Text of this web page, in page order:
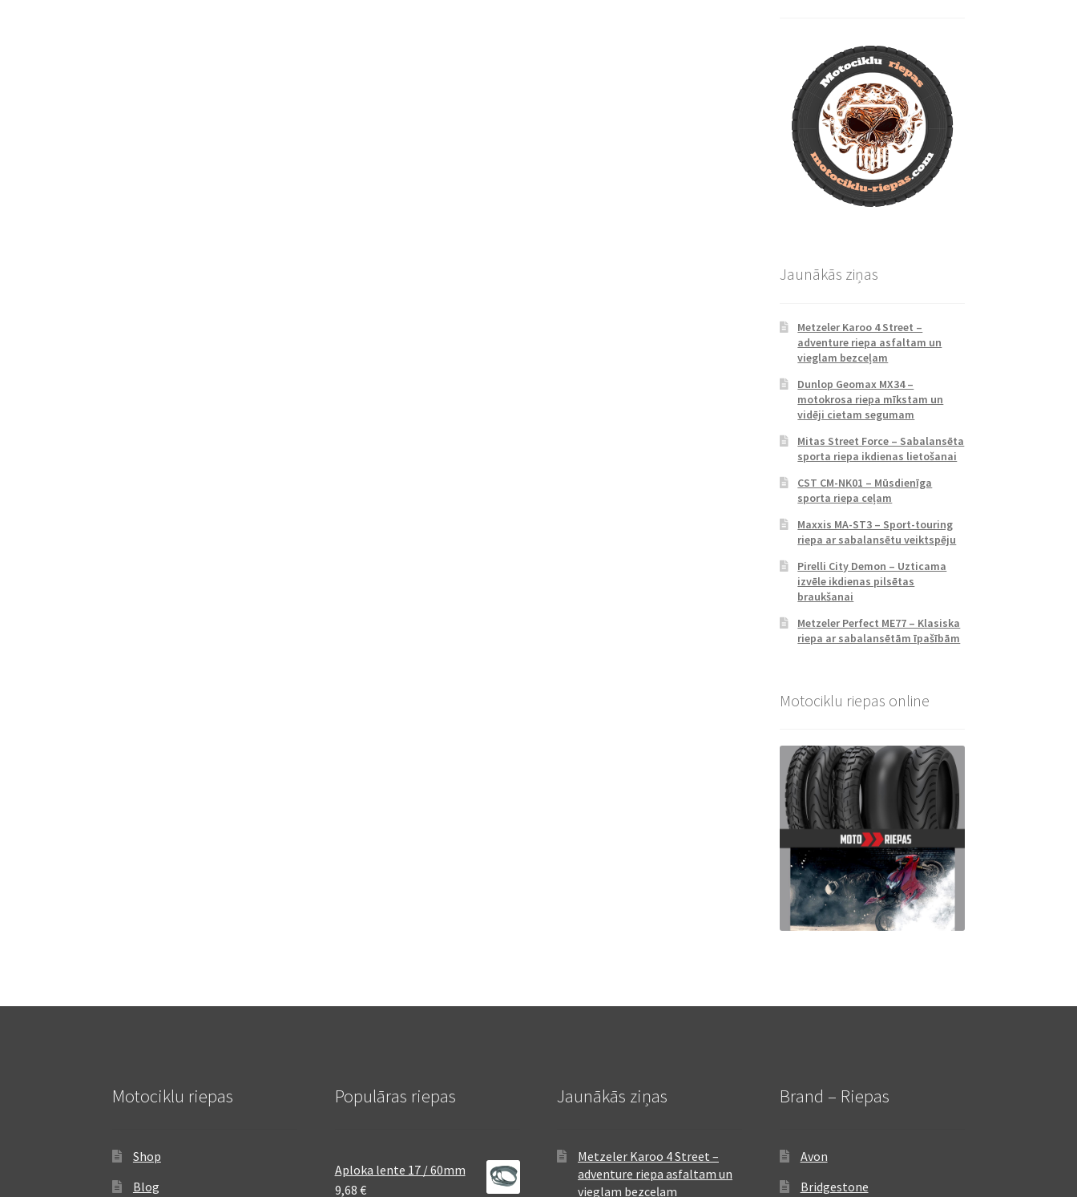
Jaunākās ziņas
Metzeler Karoo 4 Street –
adventure riepa asfaltam un
vieglam bezceļam
Dunlop Geomax MX34 –
motokrosa riepa mīkstam un
vidēji cietam segumam
Mitas Street Force – Sabalansēta
sporta riepa ikdienas lietošanai
CST CM-NK01 – Mūsdienīga
sporta riepa ceļam
Maxxis MA-ST3 – Sport-touring
riepa ar sabalansētu veiktspēju
Pirelli City Demon – Uzticama
izvēle ikdienas pilsētas
braukšanai
Metzeler Perfect ME77 – Klasiska
riepa ar sabalansētām īpašībām
Motociklu riepas online
Motociklu riepas
Shop
Blog
Populāras riepas
Aploka lente 17 / 60mm
9,68 €
Jaunākās ziņas
Metzeler Karoo 4 Street –
adventure riepa asfaltam un
vieglam bezceļam
Brand – Riepas
Avon
Bridgestone